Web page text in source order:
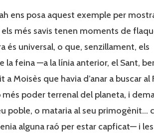
ens posa aquest exemple per
més savis tenen moments de
és universal, o que, senzillament, els
la feina —a la línia anterior, el Sant,
a Moisès que havia d’anar a buscar al
més poder terrenal del planeta, i
poble, o mataria al seu primogènit…
alguna raó per estar capficat— i